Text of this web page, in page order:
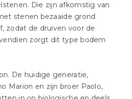
Die zijn afkomstig van
stenen bezaaide grond
zodat de druiven voor de
zorgt dit type bodem
De huidige generatie,
Marion en zijn broer Paolo,